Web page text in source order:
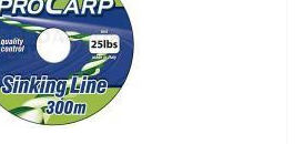
VOIR LE PRODUIT